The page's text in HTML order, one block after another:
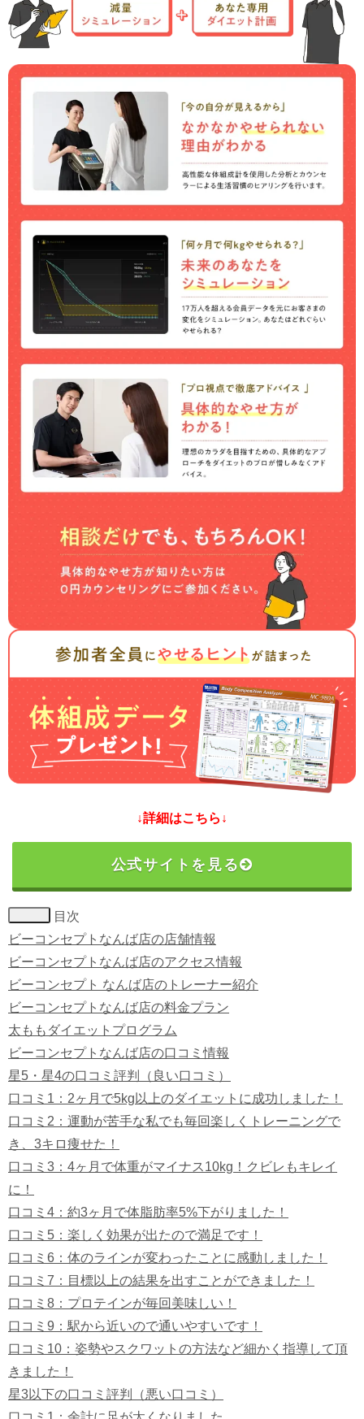
↓詳細はこちら↓
公式サイトを見る
目次
ビーコンセプトなんば店の店舗情報
ビーコンセプトなんば店のアクセス情報
ビーコンセプト なんば店のトレーナー紹介
ビーコンセプトなんば店の料金プラン
太ももダイエットプログラム
ビーコンセプトなんば店の口コミ情報
星5・星4の口コミ評判（良い口コミ）
口コミ1：2ヶ月で5kg以上のダイエットに成功しました！
口コミ2：運動が苦手な私でも毎回楽しくトレーニングで
き、3キロ痩せた！
口コミ3：4ヶ月で体重がマイナス10kg！クビレもキレイ
に！
口コミ4： 約3ヶ月で体脂肪率5%下がりました！
口コミ5： 楽しく効果が出たので満足です！
口コミ6： 体のラインが変わったことに感動しました！
口コミ7：目標以上の結果を出すことができました！
口コミ8：プロテインが毎回美味しい！
口コミ9： 駅から近いので通いやすいです！
口コミ10： 姿勢やスクワットの方法など細かく指導して頂
きました！
星3以下の口コミ評判（悪い口コミ）